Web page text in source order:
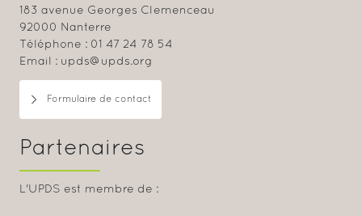
183 avenue Georges Clemenceau
92000 Nanterre
Téléphone : 01 47 24 78 54
Email : upds@upds.org
Formulaire de contact
Partenaires
L'UPDS est membre de :